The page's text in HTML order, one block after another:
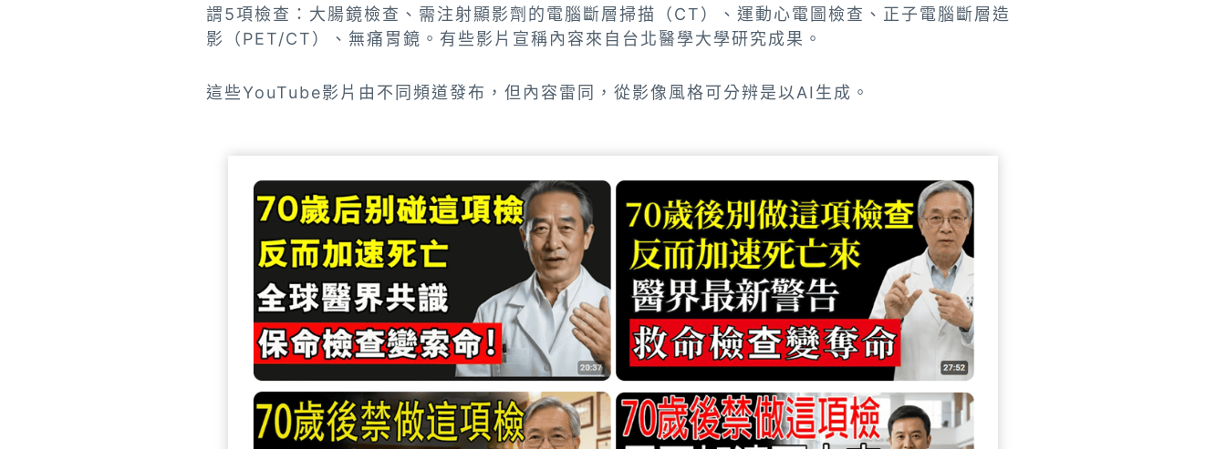
謂5項檢查：大腸鏡檢查、需注射顯影劑的電腦斷層掃描（CT）、運動心電圖檢查、正子電腦斷層造
影（PET/CT）、無痛胃鏡。有些影片宣稱內容來自台北醫學大學研究成果。
這些YouTube影片由不同頻道發布，但內容雷同，從影像風格可分辨是以AI生成。